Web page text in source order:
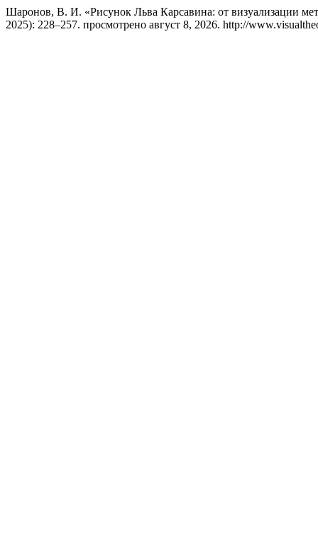
Шаронов, В. И. «Рисунок Льва Карсавина: от визуализации
2025): 228–257. просмотрено август 8, 2026. http://